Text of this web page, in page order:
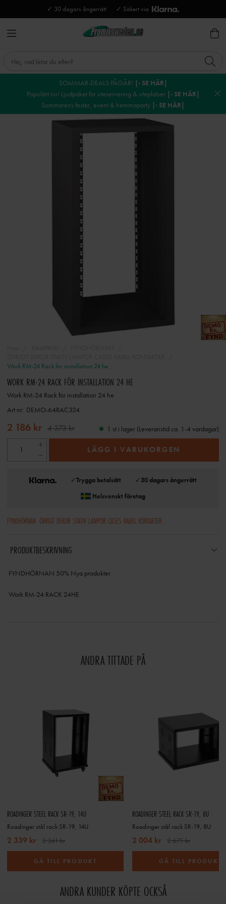
✓ 30 dagars ångerrätt ✓ Säkert via
SOMMAR-DEALS PÅGÅR! |› SE HÄR|
Populärt nu! Ljudpaket för uteservering & uteplatser |› SE HÄR|
Sommarens fester, event & hemmaparty |› SE HÄR|
Work RM-24 Rack för installation 24 he
WORK RM-24 RACK FÖR INSTALLATION 24 HE
Work RM-24 Rack för installation 24 he
Art nr: DEMO-64RAC324
2 186 kr 4 373 kr 1 st i lager (Leveranstid ca. 1-4 vardagar)
LÄGG I VARUKORGEN
✓Trygga betalsätt ✓30 dagars ångerrätt
Helsvenskt företag
FYNDHÖRNAN ÖVRIGT DEKOR STATIV LAMPOR CASES KABEL KONTAKTER
PRODUKTBESKRIVNING
FYNDHÖRNAN 50% Nya produkter
Work RM-24 RACK 24HE
ANDRA TITTADE PÅ
ROADINGER STEEL RACK SR-19, 14U
Roadinger stål rack SR-19, 14U
2 339 kr 3 341 kr
GÅ TILL PRODUKT
ROADINGER STEEL RACK SR-19, 8U
Roadinger stål rack SR-19, 8U
2 004 kr 2 671 kr
GÅ TILL PRODUKT
ANDRA KUNDER KÖPTE OCKSÅ